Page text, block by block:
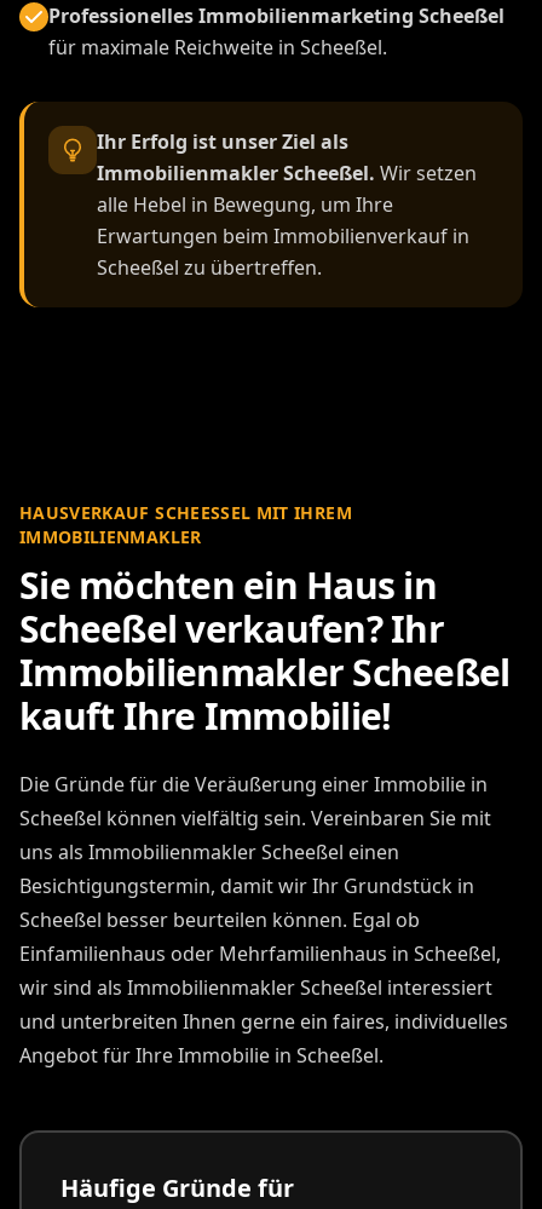
Professionelles Immobilienmarketing Scheeßel
für maximale Reichweite in Scheeßel.
Ihr Erfolg ist unser Ziel als
Immobilienmakler Scheeßel. Wir setzen
alle Hebel in Bewegung, um Ihre
Erwartungen beim Immobilienverkauf in
Scheeßel zu übertreffen.
HAUSVERKAUF SCHEESSEL MIT IHREM I
MMOBILIENMAKLER
Sie möchten ein Haus in
Scheeßel verkaufen? Ihr
Immobilienmakler Scheeßel
kauft Ihre Immobilie!
Die Gründe für die Veräußerung einer Immobilie in
Scheeßel können vielfältig sein. Vereinbaren Sie mit
uns als Immobilienmakler Scheeßel einen
Besichtigungstermin, damit wir Ihr Grundstück in
Scheeßel besser beurteilen können. Egal ob
Einfamilienhaus oder Mehrfamilienhaus in Scheeßel,
wir sind als Immobilienmakler Scheeßel interessiert
und unterbreiten Ihnen gerne ein faires, individuelles
Angebot für Ihre Immobilie in Scheeßel.
Häufige Gründe für